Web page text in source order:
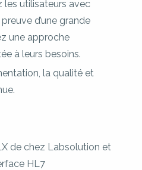
utilisateurs avec
d’une grande
une approche
à leurs besoins.
la qualité et
de chez Labsolution et
HL7